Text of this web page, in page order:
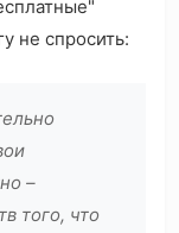
не спросить:
–
того, что